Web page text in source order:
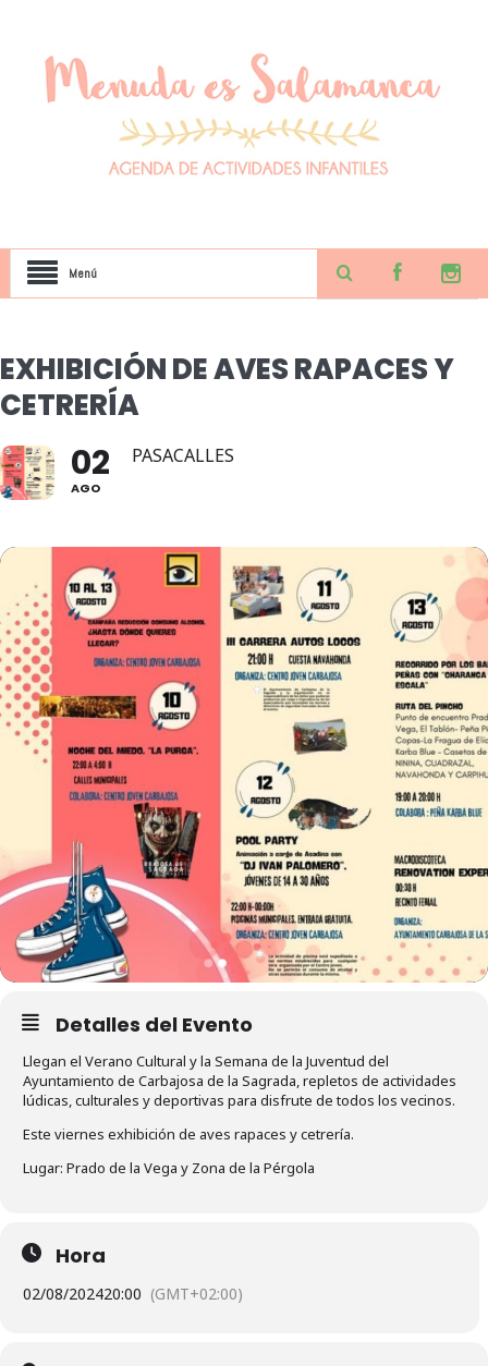
Menú
EXHIBICIÓN DE AVES RAPACES Y
CETRERÍA
02
AGO
PASACALLES
Detalles del Evento
Llegan el Verano Cultural y la Semana de la Juventud del
Ayuntamiento de Carbajosa de la Sagrada, repletos de actividades
lúdicas, culturales y deportivas para disfrute de todos los vecinos.
Este viernes exhibición de aves rapaces y cetrería.
Lugar: Prado de la Vega y Zona de la Pérgola
Hora
02/08/202420:00 (GMT+02:00)